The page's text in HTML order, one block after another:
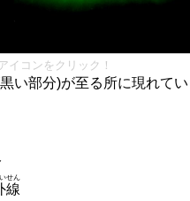
イコンをクリック！
い部分)が至る所に現れてい
線
せん